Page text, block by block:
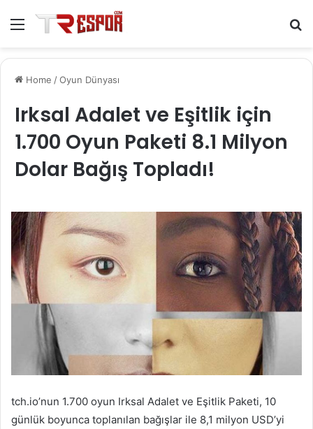
Home /Oyun Dünyası
Irksal Adalet ve Eşitlik için
1.700 Oyun Paketi 8.1 Milyon
Dolar Bağış Topladı!
tch.io’nun 1.700 oyun Irksal Adalet ve Eşitlik Paketi, 10
günlük boyunca toplanılan bağışlar ile 8,1 milyon USD’yi